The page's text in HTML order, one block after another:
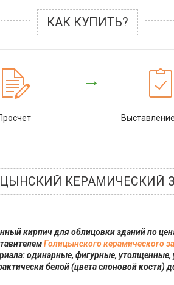
КАК КУПИТЬ?
→
КЕРАМИЧЕСКИЙ
кирпич для облицовки зданий по
Голицынского керамического
одинарные, фигурные,
белой (цвета слоновой кости)